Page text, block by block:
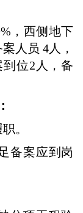
，西侧地下
人员 4人，
位2人，备
。
备案应到岗